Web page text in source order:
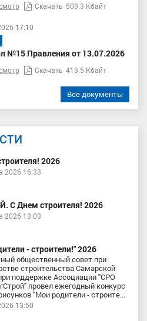
Скачать 503.3 Кбайт
17:10
№15 Правления от 13.07.2026
Скачать 413.5 Кбайт
Все документы
2026
2026 16:33
С Днем строителя! 2026
2026 13:03
- строители!" 2026
общественный совет при
строительства Самарской
поддержке Ассоциации "СРО
провел ежегодный конкурс
"Мои родители - строите...
13:50